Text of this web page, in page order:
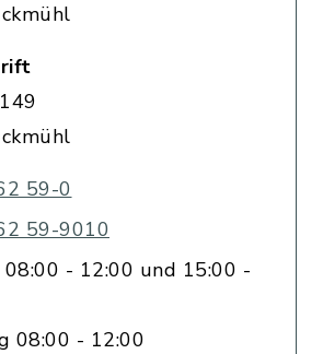
59-0
59-9010
- 12:00 und 15:00 -
08:00 - 12:00